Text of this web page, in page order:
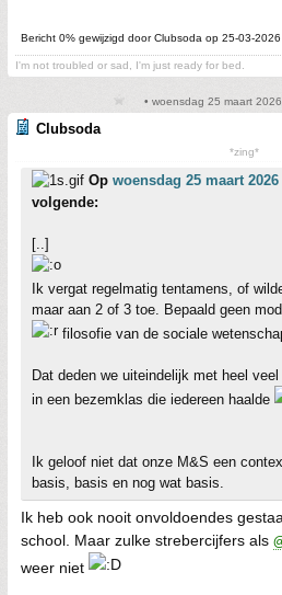
Bericht 0% gewijzigd door Clubsoda op 25-03-
I'm not troubled or sad, I'm just ready for bed.
• woensdag 25 maart
Clubsoda
*zing*
Op woensdag 25 maart 2026
volgende:
[..]
Ik vergat regelmatig tentamens, of
maar aan 2 of 3 toe. Bepaald geen
filosofie van de sociale
Dat deden we uiteindelijk met heel
in een bezemklas die iedereen haalde
Ik geloof niet dat onze M&S een
basis, basis en nog wat basis.
Ik heb ook nooit onvoldoendes
school. Maar zulke strebercijfers als
weer niet